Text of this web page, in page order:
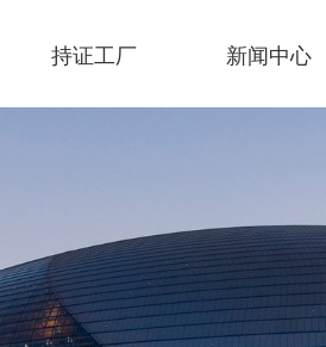
持证工厂 新闻中心